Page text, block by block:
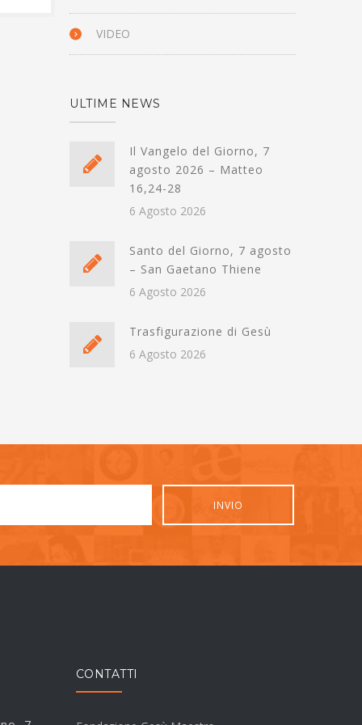
VIDEO
ULTIME NEWS
Il Vangelo del Giorno, 7
agosto 2026 – Matteo
16,24-28
6 Agosto 2026
Santo del Giorno, 7 agosto
– San Gaetano Thiene
6 Agosto 2026
Trasfigurazione di Gesù
6 Agosto 2026
CONTATTI